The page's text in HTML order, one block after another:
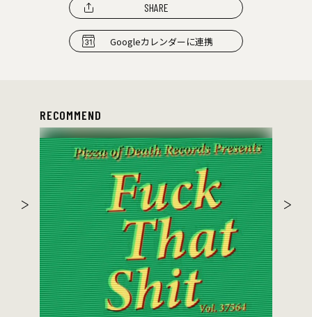
SHARE
Googleカレンダーに連携
RECOMMEND